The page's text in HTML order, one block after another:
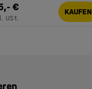
€
USt.
KAUFEN